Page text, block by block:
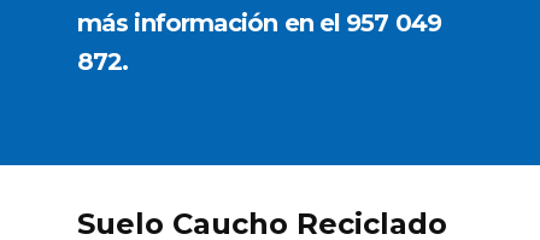
más información en el 957 049
872.
Suelo Caucho Reciclado